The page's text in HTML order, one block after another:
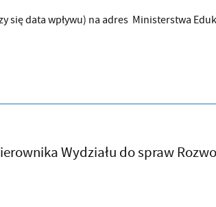
się data wpływu) na adres Ministerstwa
Wydziału do spraw